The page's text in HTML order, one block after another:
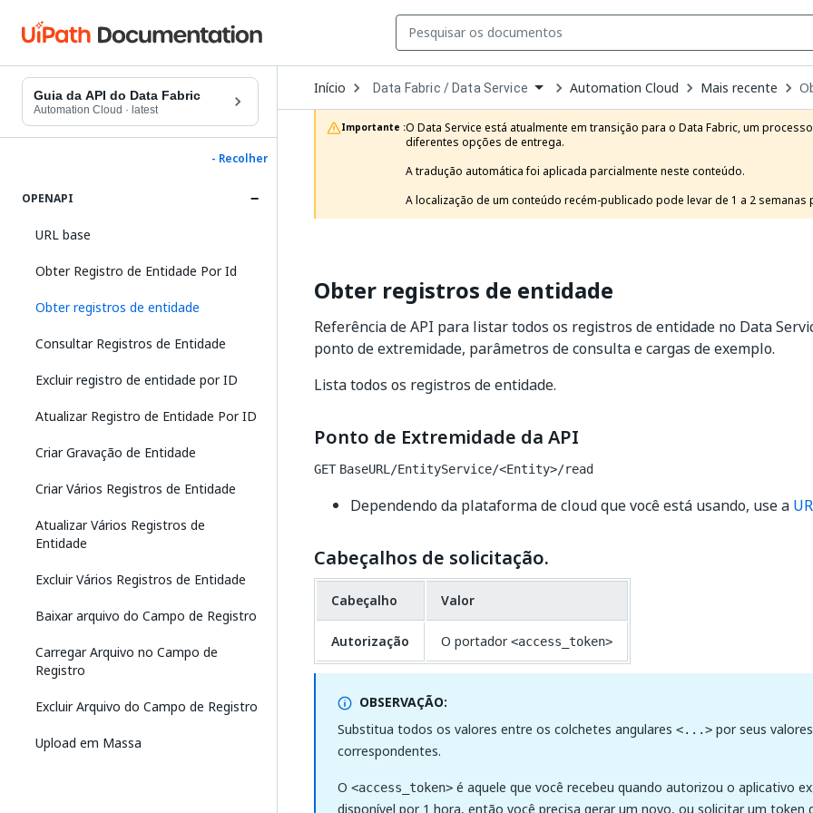
Guia da API do Data Fabric
Automation Cloud · latest
- Recolher
OPENAPI
URL base
Obter Registro de Entidade Por Id
Obter registros de entidade
Consultar Registros de Entidade
Excluir registro de entidade por ID
Atualizar Registro de Entidade Por ID
Criar Gravação de Entidade
Criar Vários Registros de Entidade
Atualizar Vários Registros de
Entidade
Excluir Vários Registros de Entidade
Baixar arquivo do Campo de Registro
Carregar Arquivo no Campo de
Registro
Excluir Arquivo do Campo de Registro
Upload em Massa
Início Open
Dropdown
to
choose
product
Data Fabric / Data Service Automation Cloud Mais recente
Importante :O Data Service está atualmente em transição para o Data Fabric, um
diferentes opções de entrega.
A tradução automática foi aplicada parcialmente neste conteúdo.
A localização de um conteúdo recém-publicado pode levar de 1 a 2
Obter registros de entidade
Referência de API para listar todos os registros de entidade no Data
ponto de extremidade, parâmetros de consulta e cargas de exemplo.
Lista todos os registros de entidade.
Ponto de Extremidade da API
GET BaseURL/EntityService/<Entity>/read
Dependendo da plataforma de cloud que você está usando, use a
Cabeçalhos de solicitação.
Cabeçalho Valor
Autorização O portador<access_token>
OBSERVAÇÃO:
Substitua todos os valores entre os colchetes angulares <...> por seus
correspondentes.
O <access_token> é aquele que você recebeu quando autorizou o aplicativo
disponível por 1 hora, então você precisa gerar um novo, ou solicitar um token